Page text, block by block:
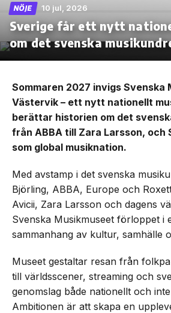
NÖJE 10 jul, 2026
Sverige får ett nytt
om det svenska
Sommaren 2027 invigs Svenska
Västervik – ett nytt nationellt
berättar historien om det
från ABBA till Zara Larsson, och
som global musiknation.
Med avstamp i det svenska
Björling, ABBA, Europe och
Avicii, Zara Larsson och dagens
Svenska Musikmuseet förloppet i
sammanhang av kultur, samhälle
Museet gestaltar resan från
till världsscener, streaming och
genomslag både nationellt och
Ambitionen är att skapa en